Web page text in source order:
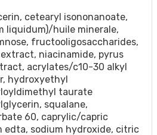
cetearyl isononanoate,
liquidum)/huile minerale,
fructooligosaccharides,
niacinamide, pyrus
acrylates/c10-30 alkyl
hydroxyethyl
taurate
squalane,
60, caprylic/capric
edta, sodium hydroxide, citric